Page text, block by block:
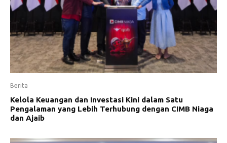
Berita
Kelola Keuangan dan Investasi Kini dalam Satu
Pengalaman yang Lebih Terhubung dengan CIMB Niaga
dan Ajaib